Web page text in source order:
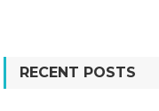
RECENT POSTS